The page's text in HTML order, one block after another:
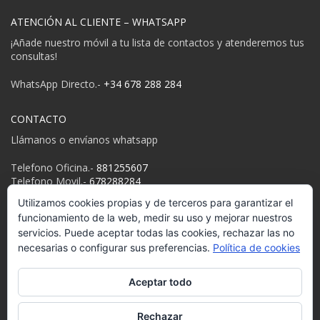
ATENCIÓN AL CLIENTE – WHATSAPP
¡Añade nuestro móvil a tu lista de contactos y atenderemos tus
consultas!
WhatsApp Directo.- +34 678 288 284
CONTACTO
Llámanos o envíanos whatsapp
Telefono Oficina.- 881255607
Telefono Movil.-678288284
Política de privacidad
GET SOCIAL
Utilizamos cookies propias y de terceros para garantizar el
funcionamiento de la web, medir su uso y mejorar nuestros
servicios. Puede aceptar todas las cookies, rechazar las no
necesarias o configurar sus preferencias. Política de cookies
Aceptar todo
Rechazar